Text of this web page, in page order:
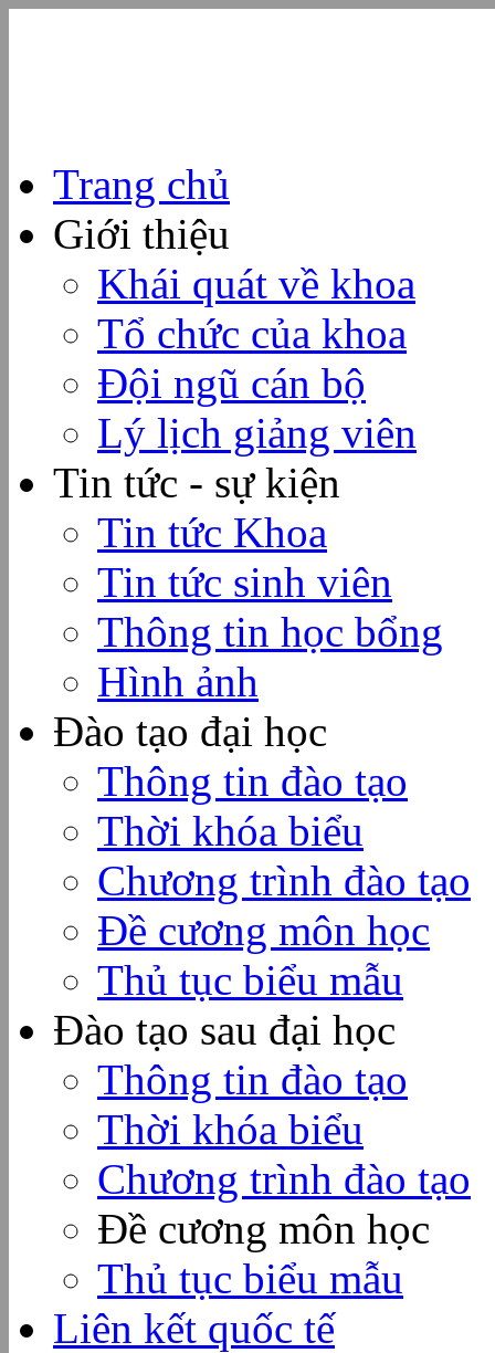
Trang chủ
Giới thiệu
Khái quát về khoa
Tổ chức của khoa
Đội ngũ cán bộ
Lý lịch giảng viên
Tin tức - sự kiện
Tin tức Khoa
Tin tức sinh viên
Thông tin học bổng
Hình ảnh
Đào tạo đại học
Thông tin đào tạo
Thời khóa biểu
Chương trình đào tạo
Đề cương môn học
Thủ tục biểu mẫu
Đào tạo sau đại học
Thông tin đào tạo
Thời khóa biểu
Chương trình đào tạo
Đề cương môn học
Thủ tục biểu mẫu
Liên kết quốc tế